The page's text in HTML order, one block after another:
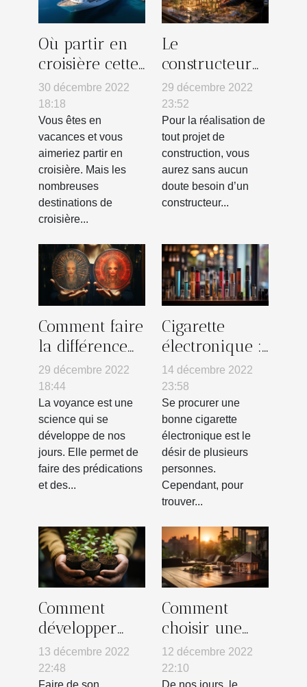
Où partir en
croisière cette
année ?
30 décembre 2022
18:18
Vous êtes en
vacances et vous
aimeriez partir en
croisière. Mais les
nombreuses
destinations de
croisière...
Le
constructeur
immobilier :
comment le
choisir ?
29 décembre 2022
23:52
Pour la réalisation de
tout projet de
construction, vous
aurez sans aucun
doute besoin d’un
constructeur...
Comment faire
la différence
entre un faux
et un vrai
voyant ?
29 décembre 2022
18:44
La voyance est une
science qui se
développe de nos
jours. Elle permet de
faire des prédications
et des...
Cigarette
électronique :
où trouver la
meilleure ?
14 décembre 2022
23:58
Se procurer une
bonne cigarette
électronique est le
désir de plusieurs
personnes.
Cependant, pour
trouver...
Comment
développer
une stratégie
RSE ?
13 décembre 2022
22:48
Faire de son
Comment
choisir une
agence
immobilière ?
12 décembre 2022
22:10
De nos jours, le